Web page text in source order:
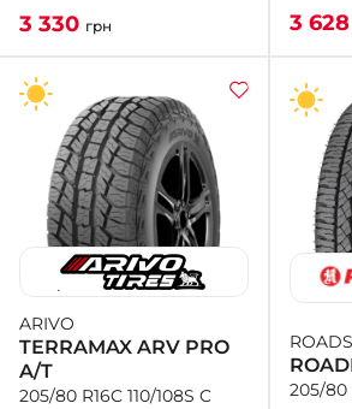
+38
-
3 330 грн 3 628
ARIVO
TERRAMAX ARV PRO
A/T
205/80 R16C 110/108S C 205/80